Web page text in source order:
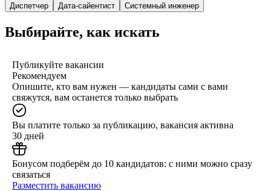
Диспетчер Дата-сайентист Системный инженер
Выбирайте, как искать
Публикуйте вакансии
Рекомендуем
Опишите, кто вам нужен — кандидаты сами с вами
свяжутся, вам останется только выбрать
Вы платите только за публикацию, вакансия активна
30 дней
Бонусом подберём до 10 кандидатов: с ними можно сразу
связаться
Разместить вакансию